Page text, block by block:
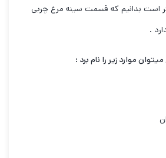
است بدانیم که قسمت سینه مرغ چربی
.
موارد زیر را نام برد :